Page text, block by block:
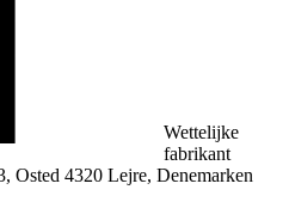
Wettelijke
fabrikant
Osted 4320 Lejre, Denemarken